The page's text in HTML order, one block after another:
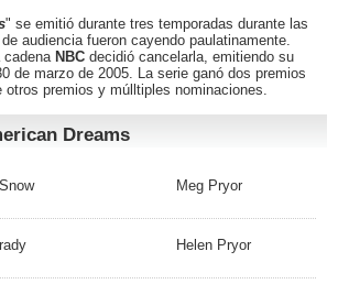
" se emitió durante tres temporadas durante las
audiencia fueron cayendo paulatinamente.
cadena NBC decidió cancelarla, emitiendo su
de marzo de 2005. La serie ganó dos premios
otros premios y múlltiples nominaciones.
Dreams
Meg Pryor
Helen Pryor